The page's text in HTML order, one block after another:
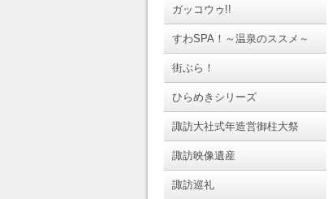
ガッコウゥ!!
すわSPA！～温泉のススメ～
街ぶら！
ひらめきシリーズ
諏訪大社式年造営御柱大祭
諏訪映像遺産
諏訪巡礼